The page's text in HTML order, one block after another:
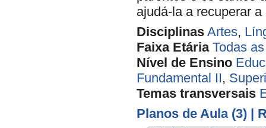
ajudá-la a recuperar
Disciplinas Artes,
Faixa Etária Todas
Nível de Ensino
Fundamental II,
Temas transversais
Planos de Aula (3) |